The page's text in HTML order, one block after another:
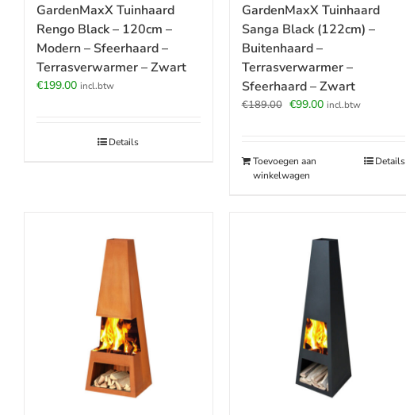
GardenMaxX Tuinhaard
Rengo Black – 120cm –
Modern – Sfeerhaard –
Terrasverwarmer – Zwart
€199.00 incl.btw
Details
GardenMaxX Tuinhaard
Sanga Black (122cm) –
Buitenhaard –
Terrasverwarmer –
Sfeerhaard – Zwart
€189.00 Oorspronkelijke
€99.00Huidige
incl.btw
Toevoegen aan
winkelwagen
Details